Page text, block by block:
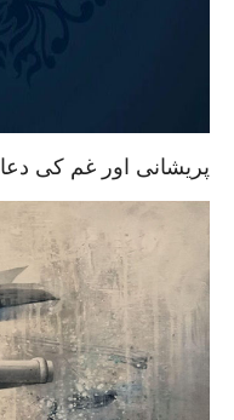
پریشانی اور غم کی دعا